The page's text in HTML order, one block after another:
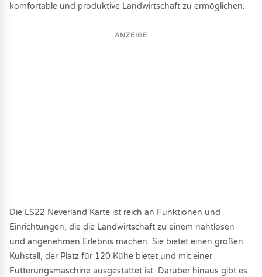
komfortable und produktive Landwirtschaft zu ermöglichen.
ANZEIGE
Die LS22 Neverland Karte ist reich an Funktionen und
Einrichtungen, die die Landwirtschaft zu einem nahtlosen
und angenehmen Erlebnis machen. Sie bietet einen großen
Kuhstall, der Platz für 120 Kühe bietet und mit einer
Fütterungsmaschine ausgestattet ist. Darüber hinaus gibt es